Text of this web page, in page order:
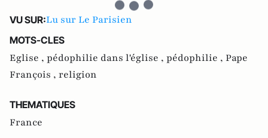
VU SUR:Lu sur Le Parisien
MOTS-CLES
Eglise , pédophilie dans l'église , pédophilie , Pape
François , religion
THEMATIQUES
France